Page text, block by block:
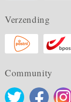
Verzending
Community